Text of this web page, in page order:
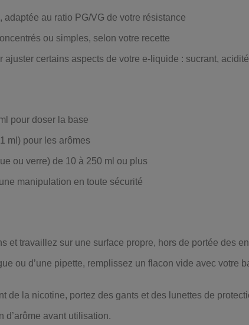
adaptée au ratio PG/VG de votre résistance
ou simples, selon votre recette
ajuster certains aspects de votre e-liquide : sucrant,
pour doser la base
ml) pour les arômes
ou verre) de 10 à 250 ml ou plus
manipulation en toute sécurité
et travaillez sur une surface propre, hors de portée des
ou d’une pipette, remplissez un flacon vide avec
de la nicotine, portez des gants et des lunettes de
d’arôme avant utilisation.